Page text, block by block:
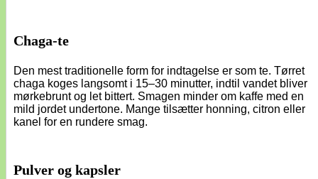
Chaga-te
Den mest traditionelle form for indtagelse er som te. Tørret
chaga koges langsomt i 15–30 minutter, indtil vandet bliver
mørkebrunt og let bittert. Smagen minder om kaffe med en
mild jordet undertone. Mange tilsætter honning, citron eller
kanel for en rundere smag.
Pulver og kapsler